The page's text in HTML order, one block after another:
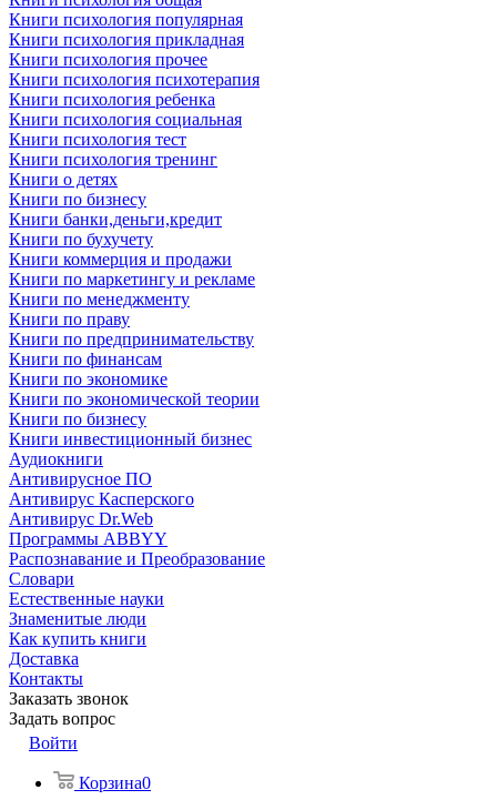
Книги психология популярная
Книги психология прикладная
Книги психология прочее
Книги психология психотерапия
Книги психология ребенка
Книги психология социальная
Книги психология тест
Книги психология тренинг
Книги о детях
Книги по бизнесу
Книги банки,деньги,кредит
Книги по бухучету
Книги коммерция и продажи
Книги по маркетингу и рекламе
Книги по менеджменту
Книги по праву
Книги по предпринимательству
Книги по финансам
Книги по экономике
Книги по экономической теории
Книги по бизнесу
Книги инвестиционный бизнес
Аудиокниги
Антивирусное ПО
Антивирус Касперского
Антивирус Dr.Web
Программы ABBYY
Распознавание и Преобразование
Словари
Естественные науки
Знаменитые люди
Как купить книги
Доставка
Контакты
Заказать звонок
Задать вопрос
Войти
Корзина0